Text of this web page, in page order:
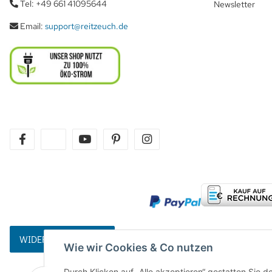
Wie wir Cookies & Co nutzen
Tel: +49 661 41095644
Email: support@reitzeuch.de
twitter youtube pinterest
Newsletter
WIDERRUFSBUTTON